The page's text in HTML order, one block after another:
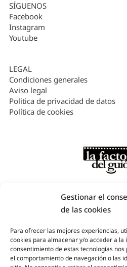
Gestionar el
de las cookies
Para ofrecer las mejores experiencias,
cookies para almacenar y/o acceder a la
consentimiento de estas tecnologías
el comportamiento de navegación o las
SÍGUENOS
Facebook
Instagram
Youtube
LEGAL
Condiciones generales
Aviso legal
Politica de privacidad de datos
Política de cookies
Factoría del Guion – Plaza de
Teléfono: 910 253